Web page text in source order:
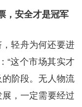
，安全才是冠军
轻舟为何还要进
“这个市场其实才
阶段。无人物流
，一定需要经过